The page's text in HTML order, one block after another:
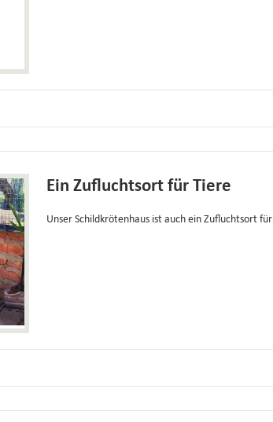
Ein Zufluchtsort für Tiere
Unser Schildkrötenhaus ist auch ein Zufluchtsort